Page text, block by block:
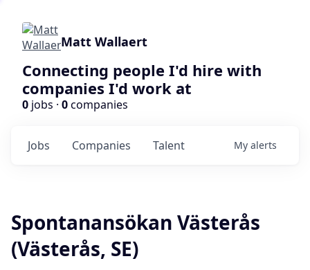
Matt Wallaert
Connecting people I'd hire with
companies I'd work at
0 jobs · 0companies
Jobs Companies Talent My alerts
Spontanansökan Västerås
(Västerås, SE)